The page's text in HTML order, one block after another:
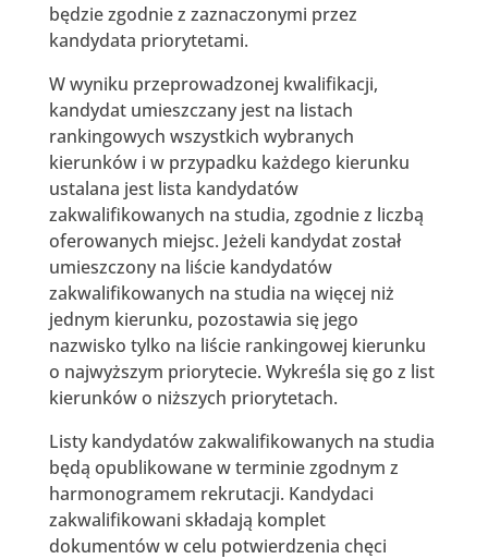
będzie zgodnie z zaznaczonymi przez
kandydata priorytetami.
W wyniku przeprowadzonej kwalifikacji,
kandydat umieszczany jest na listach
rankingowych wszystkich wybranych
kierunków i w przypadku każdego kierunku
ustalana jest lista kandydatów
zakwalifikowanych na studia, zgodnie z liczbą
oferowanych miejsc. Jeżeli kandydat został
umieszczony na liście kandydatów
zakwalifikowanych na studia na więcej niż
jednym kierunku, pozostawia się jego
nazwisko tylko na liście rankingowej kierunku
o najwyższym priorytecie. Wykreśla się go z list
kierunków o niższych priorytetach.
Listy kandydatów zakwalifikowanych na studia
będą opublikowane w terminie zgodnym z
harmonogramem rekrutacji. Kandydaci
zakwalifikowani składają komplet
dokumentów w celu potwierdzenia chęci